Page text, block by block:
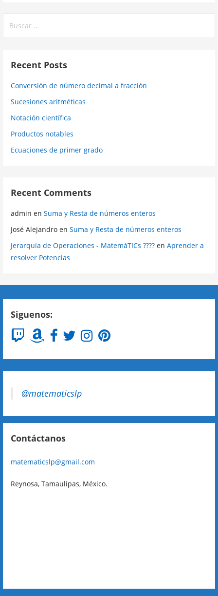
Recent Posts
Conversión de número decimal a fracción
Sucesiones aritméticas
Notación científica
Productos notables
Ecuaciones de primer grado
Recent Comments
admin enSuma y Resta de números enteros
José Alejandro enSuma y Resta de números enteros
Jerarquía de Operaciones - MatemáTICs ???? enAprender a
resolver Potencias
Siguenos:
@matematicslp
Contáctanos
matematicslp@gmail.com
Reynosa, Tamaulipas, México.